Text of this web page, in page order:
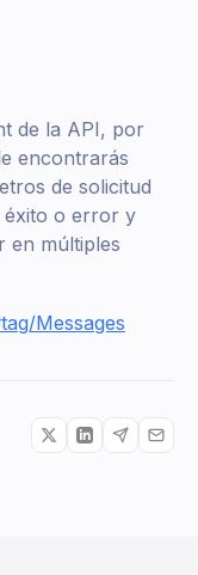
de la API, por
encontrarás
de solicitud
éxito o error y
en múltiples
Messages